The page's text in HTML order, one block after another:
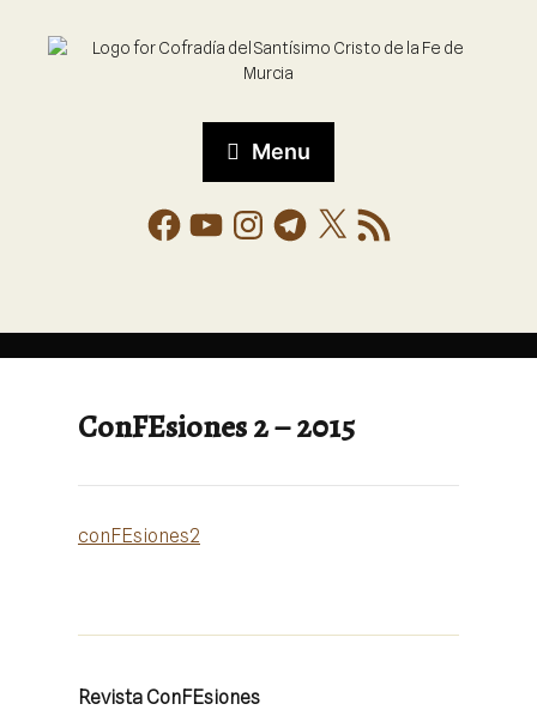
Menu
ConFEsiones 2 – 2015
conFEsiones2
Revista ConFEsiones